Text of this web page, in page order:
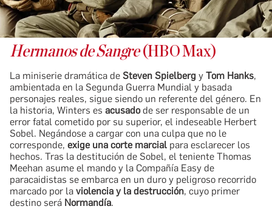
Hermanos de Sangre(HBO Max)
La miniserie dramática de Steven Spielberg y Tom Hanks,
ambientada en la Segunda Guerra Mundial y basada
personajes reales, sigue siendo un referente del género. En
la historia, Winters es acusadode ser responsable de un
error fatal cometido por su superior, el indeseable Herbert
Sobel. Negándose a cargar con una culpa que no le
corresponde, exige una corte marcial para esclarecer los
hechos. Tras la destitución de Sobel, el teniente Thomas
Meehan asume el mando y la Compañía Easy de
paracaidistas se embarca en un duro y peligroso recorrido
marcado por la violencia y la destrucción, cuyo primer
destino será Normandía.